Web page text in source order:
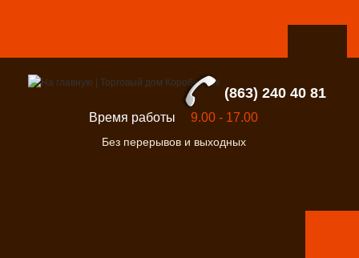
(863) 240 40 81
Время работы 9.00 - 17.00
Без перерывов и выходных